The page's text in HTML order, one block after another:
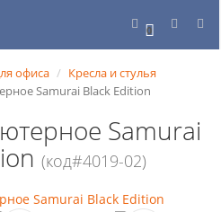
0
офиса
Кресла и стулья
Samurai Black Edition
Samurai
(код#4019-02)